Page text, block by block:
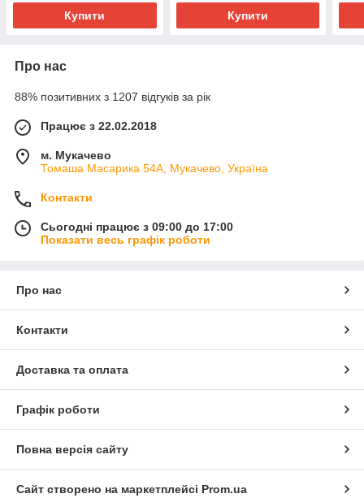
Купити Купити
Про нас
88% позитивних з 1207 відгуків за рік
Працює з 22.02.2018
м. Мукачево
Томаша Масарика 54А, Мукачево, Україна
Контакти
Сьогодні працює з 09:00 до 17:00
Показати весь графік роботи
Про нас
Контакти
Доставка та оплата
Графік роботи
Повна версія сайту
Сайт створено на маркетплейсі Prom.ua